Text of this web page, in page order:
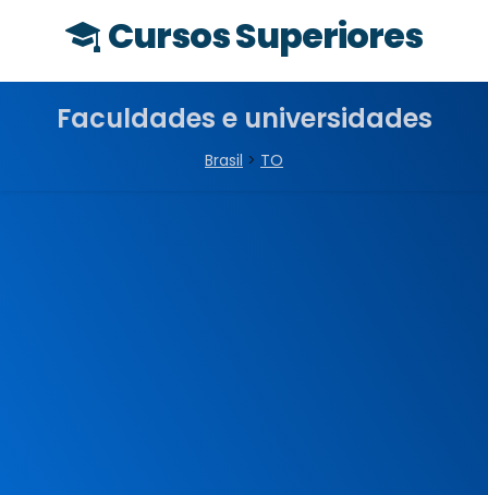
Cursos Superiores
Faculdades e universidades
Brasil > TO